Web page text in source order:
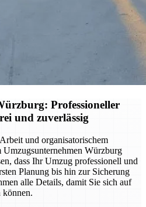
Professioneller
und zuverlässig
und organisatorischem
Würzburg
dass Ihr Umzug professionell und
Planung bis hin zur Sicherung
alle Details, damit Sie sich auf
können.